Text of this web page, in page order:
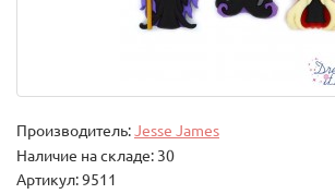
Производитель:Jesse James
Наличие на складе: 30
Артикул: 9511